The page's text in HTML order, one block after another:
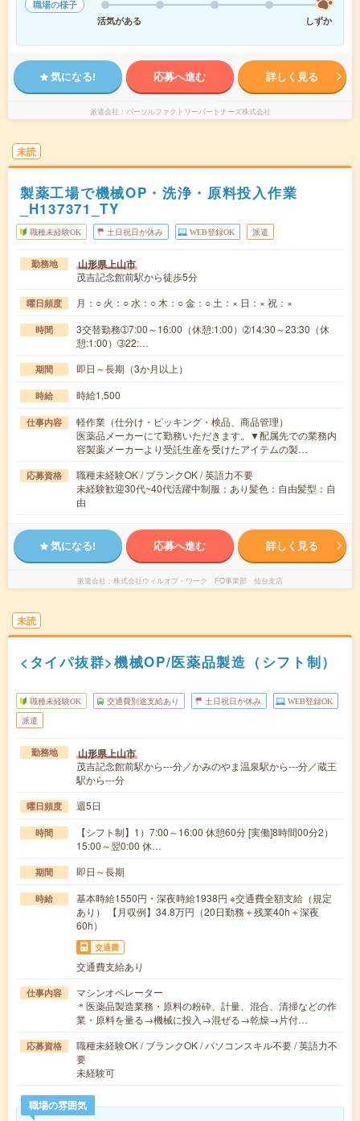
職場の様子
活気がある
しずか
気になる! 応募へ進む 詳しく見る
派遣会社 パーソルファクトリーパートナーズ株式会社
未読
製薬工場で機械OP・洗浄・原料投入作業
_H137371_TY
職種未経験OK 土日祝日が休み WEB登録OK 派遣
勤務地 山形県上山市
茂吉記念館前駅から徒歩5分
曜日頻度 月：○ 火：○ 水：○ 木：○ 金：○ 土：× 日：× 祝：×
時間
3交替勤務➀7:00～16:00（休憩:1:00）➁14:30～23:30（休
憩:1:00）➂22:…
期間 即日～長期（3か月以上）
時給 時給1,500
仕事内容
軽作業（仕分け・ピッキング・検品、商品管理）
医薬品メーカーにて勤務いただきます。▼配属先での業務内
容製薬メーカーより受託生産を受けたアイテムの製…
応募資格
職種未経験OK / ブランクOK / 英語力不要
未経験歓迎30代~40代活躍中制服：あり髪色：自由髪型：自
由
気になる! 応募へ進む 詳しく見る
派遣会社 株式会社ウィルオブ・ワーク FO事業部 仙台支店
未読
<タイパ抜群>機械OP/医薬品製造（シフト制）
職種未経験OK 交通費別途支給あり 土日祝日が休み WEB登録OK
派遣
勤務地 山形県上山市
茂吉記念館前駅から---分／かみのやま温泉駅から---分／蔵王
駅から---分
曜日頻度 週5日
時間
【シフト制】1）7:00～16:00 休憩60分 [実働]8時間00分2）
15:00～翌0:00 休…
期間 即日～長期
時給
基本時給1550円・深夜時給1938円 ※交通費全額支給（規定
あり） 【月収例】34.8万円（20日勤務＋残業40h＋深夜
60h）
交通費
交通費支給あり
仕事内容
マシンオペレーター
＊医薬品製造業務・原料の粉砕、計量、混合、清掃などの作
業・原料を量る→機械に投入→混ぜる→乾燥→片付…
応募資格
職種未経験OK / ブランクOK / パソコンスキル不要 / 英語力不
要
未経験可
職場の雰囲気